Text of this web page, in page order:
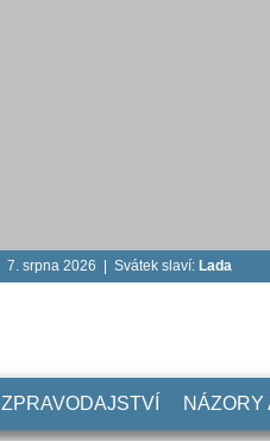
7. srpna 2026 | Svátek slaví: Lada
ZPRAVODAJSTVÍ NÁZORY